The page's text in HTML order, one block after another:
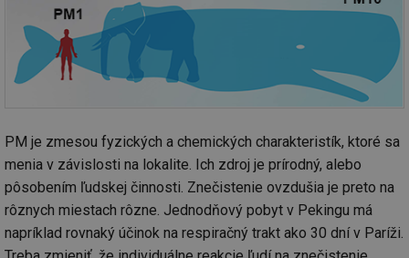
PM je zmesou fyzických a chemických charakteristík, ktoré sa
menia v závislosti na lokalite. Ich zdroj je prírodný, alebo
pôsobením ľudskej činnosti. Znečistenie ovzdušia je preto na
rôznych miestach rôzne. Jednodňový pobyt v Pekingu má
napríklad rovnaký účinok na respiračný trakt ako 30 dní v Paríži.